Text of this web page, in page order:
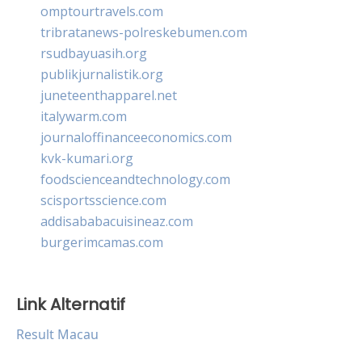
omptourtravels.com
tribratanews-polreskebumen.com
rsudbayuasih.org
publikjurnalistik.org
juneteenthapparel.net
italywarm.com
journaloffinanceeconomics.com
kvk-kumari.org
foodscienceandtechnology.com
scisportsscience.com
addisababacuisineaz.com
burgerimcamas.com
Link Alternatif
Result Macau